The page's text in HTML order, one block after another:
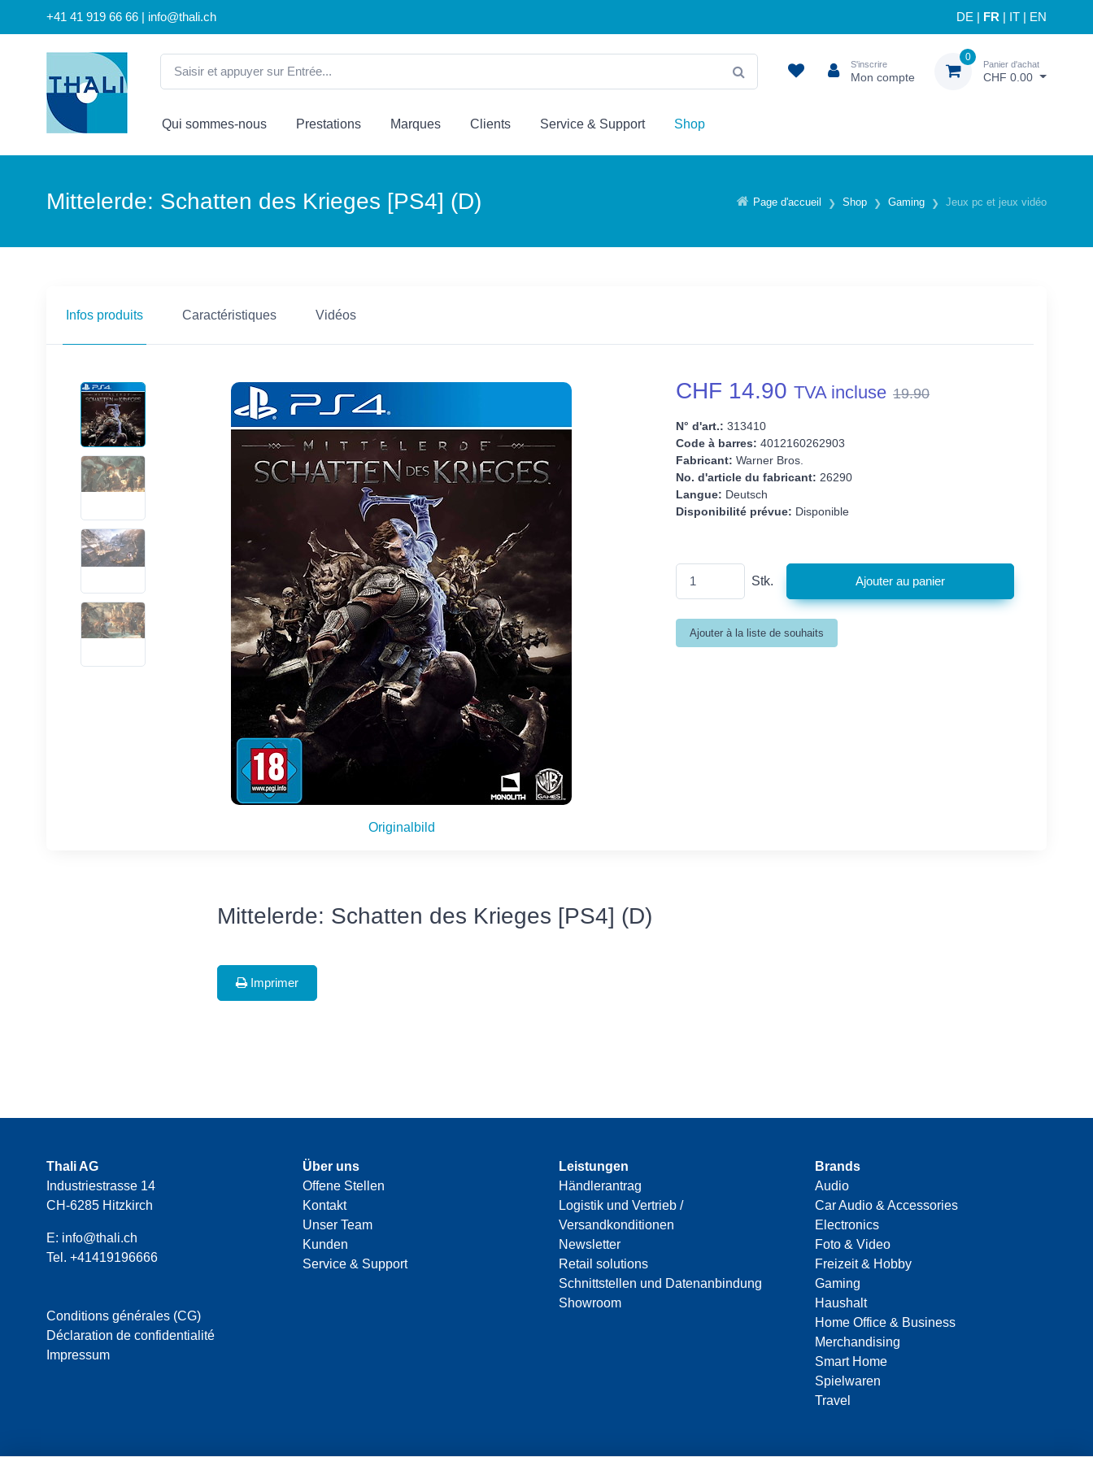
+41 41 919 66 66 | info@thali.ch DE FR IT EN
S'inscrire
Mon compte
0
Panier d'achat
CHF 0.00
Qui sommes-nous Prestations Marques Clients Service & Support Shop
Page d'accueil Shop Gaming Jeux pc et jeux vidéo
Mittelerde: Schatten des Krieges [PS4] (D)
Infos produits Caractéristiques Vidéos
Originalbild
CHF 14.90 TVA incluse 19.90
N° d'art.: 313410
Code à barres: 4012160262903
Fabricant: Warner Bros.
No. d'article du fabricant: 26290
Langue: Deutsch
Disponibilité prévue: Disponible
Stk.
Mittelerde: Schatten des Krieges [PS4] (D)
Imprimer
Thali AG
Industriestrasse 14
CH-6285 Hitzkirch
E: info@thali.ch
Tel. +41419196666
Conditions générales (CG)
Déclaration de confidentialité
Impressum
Über uns
Offene Stellen
Kontakt
Unser Team
Kunden
Service & Support
Leistungen
Händlerantrag
Logistik und Vertrieb /
Versandkonditionen
Newsletter
Retail solutions
Schnittstellen und Datenanbindung
Showroom
Brands
Audio
Car Audio & Accessories
Electronics
Foto & Video
Freizeit & Hobby
Gaming
Haushalt
Home Office & Business
Merchandising
Smart Home
Spielwaren
Travel